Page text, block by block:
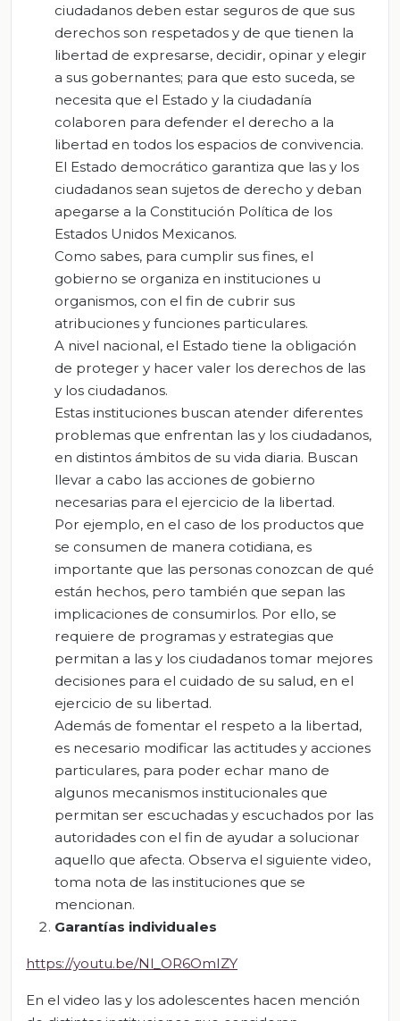
ciudadanos deben estar seguros de que sus
derechos son respetados y de que tienen la
libertad de expresarse, decidir, opinar y elegir
a sus gobernantes; para que esto suceda, se
necesita que el Estado y la ciudadanía
colaboren para defender el derecho a la
libertad en todos los espacios de convivencia.
El Estado democrático garantiza que las y los
ciudadanos sean sujetos de derecho y deban
apegarse a la Constitución Política de los
Estados Unidos Mexicanos.
Como sabes, para cumplir sus fines, el
gobierno se organiza en instituciones u
organismos, con el fin de cubrir sus
atribuciones y funciones particulares.
A nivel nacional, el Estado tiene la obligación
de proteger y hacer valer los derechos de las
y los ciudadanos.
Estas instituciones buscan atender diferentes
problemas que enfrentan las y los ciudadanos,
en distintos ámbitos de su vida diaria. Buscan
llevar a cabo las acciones de gobierno
necesarias para el ejercicio de la libertad.
Por ejemplo, en el caso de los productos que
se consumen de manera cotidiana, es
importante que las personas conozcan de qué
están hechos, pero también que sepan las
implicaciones de consumirlos. Por ello, se
requiere de programas y estrategias que
permitan a las y los ciudadanos tomar mejores
decisiones para el cuidado de su salud, en el
ejercicio de su libertad.
Además de fomentar el respeto a la libertad,
es necesario modificar las actitudes y acciones
particulares, para poder echar mano de
algunos mecanismos institucionales que
permitan ser escuchadas y escuchados por las
autoridades con el fin de ayudar a solucionar
aquello que afecta. Observa el siguiente video,
toma nota de las instituciones que se
mencionan.
Garantías individuales
https://youtu.be/Nl_OR6OmIZY
En el video las y los adolescentes hacen mención